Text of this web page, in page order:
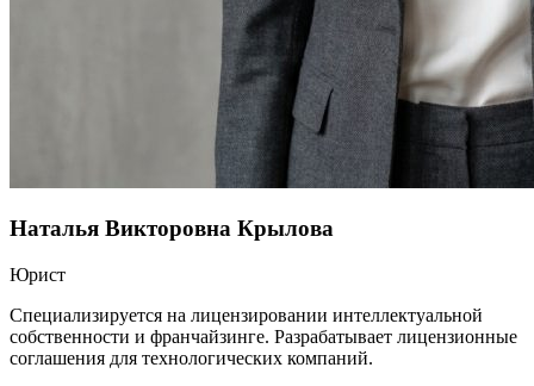
Наталья Викторовна Крылова
Юрист
Специализируется на лицензировании интеллектуальной
собственности и франчайзинге. Разрабатывает лицензионные
соглашения для технологических компаний.